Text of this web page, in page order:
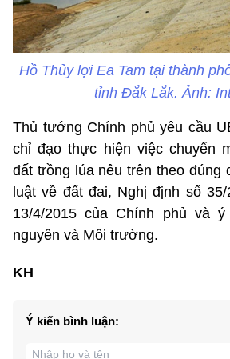
Hồ Thủy lợi Ea Tam tại thành
tỉnh Đắk Lắk. Ảnh:
Thủ tướng Chính phủ yêu cầu
chỉ đạo thực hiện việc chuyển
đất trồng lúa nêu trên theo đúng
luật về đất đai, Nghị định số
13/4/2015 của Chính phủ và
nguyên và Môi trường.
KH
Ý kiến bình luận: